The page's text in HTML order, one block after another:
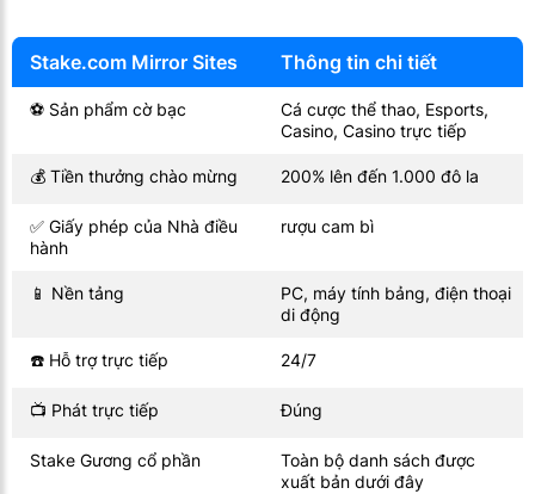
Stake.com Mirror Sites Thông tin chi tiết
⚽ Sản phẩm cờ bạc
Cá cược thể thao, Esports,
Casino, Casino trực tiếp
💰 Tiền thưởng chào mừng 200% lên đến 1.000 đô la
✅ Giấy phép của Nhà điều
hành
rượu cam bì
📱 Nền tảng
PC, máy tính bảng, điện thoại
di động
☎️ Hỗ trợ trực tiếp 24/7
📺 Phát trực tiếp Đúng
Stake Gương cổ phần
Toàn bộ danh sách được
xuất bản dưới đây